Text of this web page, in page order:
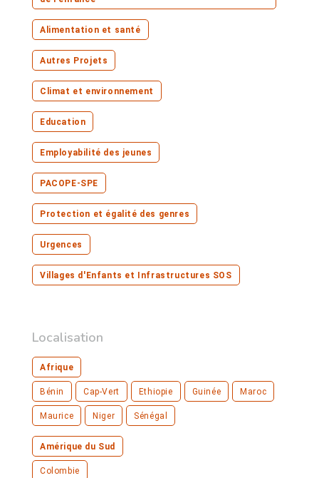
Alimentation et santé
Autres Projets
Climat et environnement
Education
Employabilité des jeunes
PACOPE-SPE
Protection et égalité des genres
Urgences
Villages d'Enfants et Infrastructures SOS
Localisation
Afrique
Bénin Cap-Vert Ethiopie Guinée Maroc
Maurice Niger Sénégal
Amérique du Sud
Colombie